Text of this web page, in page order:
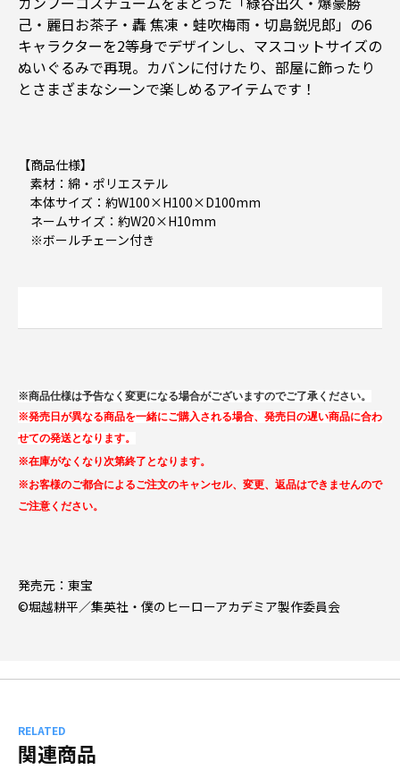
己・麗日お茶子・轟 焦凍・蛙吹梅雨・切島鋭児郎」の6
キャラクターを2等身でデザインし、マスコットサイズの
ぬいぐるみで再現。カバンに付けたり、部屋に飾ったり
とさまざまなシーンで楽しめるアイテムです！
【商品仕様】
素材：綿・ポリエステル
本体サイズ：約W100×H100×D100mm
ネームサイズ：約W20×H10mm
※ボールチェーン付き
※商品仕様は予告なく変更になる場合がございますのでご了承ください。
※発売日が異なる商品を一緒にご購入される場合、発売日の遅い商品に合わ
せての発送となります。
※在庫がなくなり次第終了となります。
※お客様のご都合によるご注文のキャンセル、変更、返品はできませんので
ご注意ください。
発売元：東宝
©堀越耕平／集英社・僕のヒーローアカデミア製作委員会
RELATED
関連商品